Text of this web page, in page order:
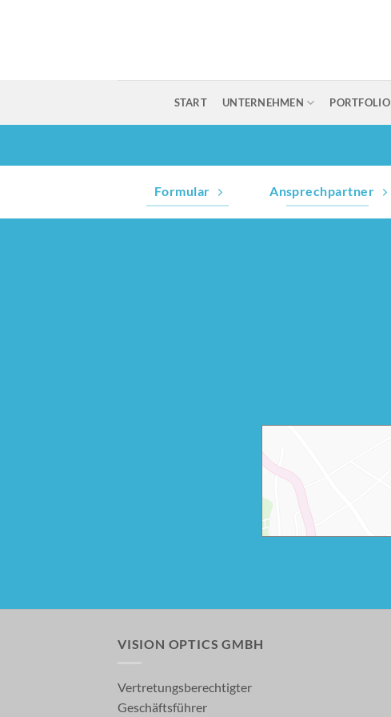
START UNTERNEHMEN PORTFOLIO
Formular Ansprechpartner
VISION OPTICS GMBH
Vertretungsberechtigter
Geschäftsführer